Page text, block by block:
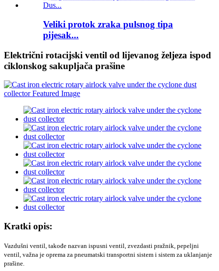
Veliki protok zraka pulsnog tipa
pijesak...
Električni rotacijski ventil od lijevanog željeza ispod
ciklonskog sakupljača prašine
Kratki opis:
Vazdušni ventil, takođe nazvan ispusni ventil, zvezdasti pražnik, pepeljni
ventil, važna je oprema za pneumatski transportni sistem i sistem za uklanjanje
prašine.